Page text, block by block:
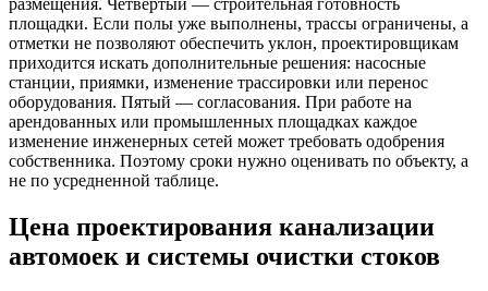
площадки. Если полы уже выполнены, трассы ограничены, а
отметки не позволяют обеспечить уклон, проектировщикам
приходится искать дополнительные решения: насосные
станции, приямки, изменение трассировки или перенос
оборудования. Пятый — согласования. При работе на
арендованных или промышленных площадках каждое
изменение инженерных сетей может требовать одобрения
собственника. Поэтому сроки нужно оценивать по объекту, а
не по усредненной таблице.
Цена проектирования канализации
автомоек и системы очистки стоков